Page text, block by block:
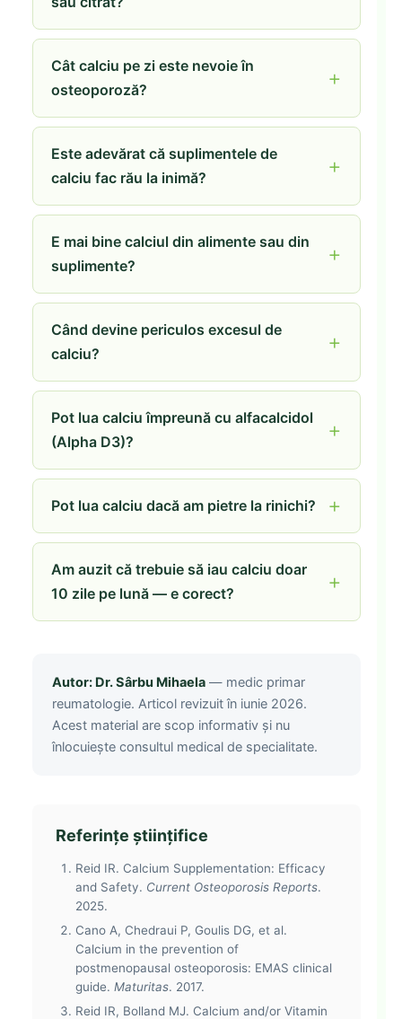
Cât calciu pe zi este nevoie în
osteoporoză?
Este adevărat că suplimentele de
calciu fac rău la inimă?
E mai bine calciul din alimente sau din
suplimente?
Când devine periculos excesul de
calciu?
Pot lua calciu împreună cu alfacalcidol
(Alpha D3)?
Pot lua calciu dacă am pietre la rinichi?
Am auzit că trebuie să iau calciu doar
10 zile pe lună — e corect?
Autor: Dr. Sârbu Mihaela — medic primar
reumatologie. Articol revizuit în iunie 2026.
Acest material are scop informativ și nu
înlocuiește consultul medical de specialitate.
Referințe științifice
Reid IR. Calcium Supplementation: Efficacy
and Safety. Current Osteoporosis Reports.
2025.
Cano A, Chedraui P, Goulis DG, et al.
Calcium in the prevention of
postmenopausal osteoporosis: EMAS clinical
guide.Maturitas. 2017.
Reid IR, Bolland MJ. Calcium and/or Vitamin